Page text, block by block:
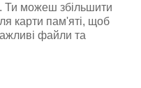
Ти можеш збільшити
карти пам'яті, щоб
файли та